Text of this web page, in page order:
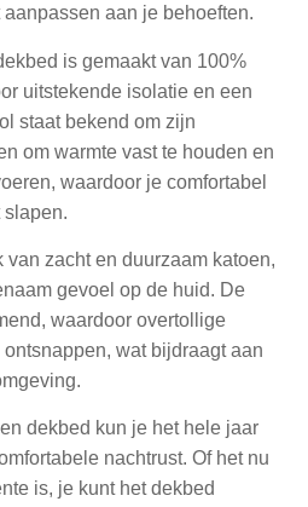
aan je behoeften.
is gemaakt van 100%
uitstekende isolatie en een
staat bekend om zijn
om warmte vast te houden en
waardoor je comfortabel
slapen.
van zacht en duurzaam katoen,
gevoel op de huid. De
waardoor overtollige
wat bijdraagt aan
dekbed kun je het hele jaar
nachtrust. Of het nu
is, je kunt het dekbed